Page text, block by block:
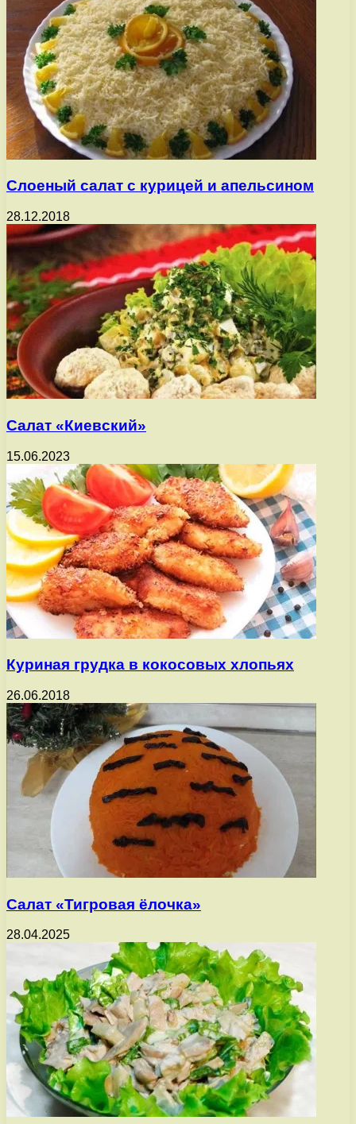
Слоеный салат с курицей и апельсином
28.12.2018
Салат «Киевский»
15.06.2023
Куриная грудка в кокосовых хлопьях
26.06.2018
Салат «Тигровая ёлочка»
28.04.2025